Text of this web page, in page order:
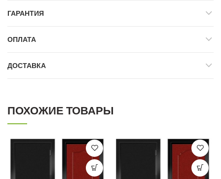
ГАРАНТИЯ
ОПЛАТА
ДОСТАВКА
ПОХОЖИЕ ТОВАРЫ